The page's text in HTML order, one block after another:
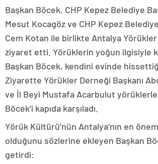
Başkan Böcek, CHP Kepez Belediye
Mesut Kocagöz ve CHP Kepez
Cem Kotan ile birlikte Antalya Yörükler
ziyaret etti. Yörüklerin yoğun ilgisiyle
Başkan Böcek, kendini evinde
Ziyarette Yörükler Derneği Başkanı
ve İl Beyi Mustafa Acarbulut
Böcek’i kapıda karşıladı.
Yörük Kültürü’nün Antalya’nın en
olduğunu sözlerine ekleyen Başkan
getirdi: